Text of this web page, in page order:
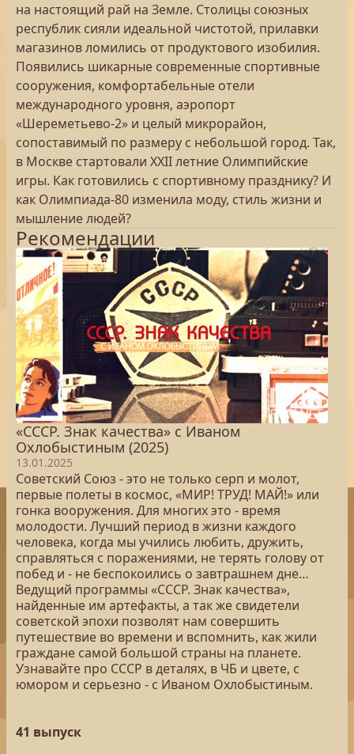
на настоящий рай на Земле. Столицы союзных
республик сияли идеальной чистотой, прилавки
магазинов ломились от продуктового изобилия.
Появились шикарные современные спортивные
сооружения, комфортабельные отели
международного уровня, аэропорт
«Шереметьево-2» и целый микрорайон,
сопоставимый по размеру с небольшой город. Так,
в Москве стартовали XXII летние Олимпийские
игры. Как готовились с спортивному празднику? И
как Олимпиада-80 изменила моду, стиль жизни и
мышление людей?
Рекомендации
«СССР. Знак качества» с Иваном
Охлобыстиным (2025)
13.01.2025
Советский Союз - это не только серп и молот,
первые полеты в космос, «МИР! ТРУД! МАЙ!» или
гонка вооружения. Для многих это - время
молодости. Лучший период в жизни каждого
человека, когда мы учились любить, дружить,
справляться с поражениями, не терять голову от
побед и - не беспокоились о завтрашнем дне…
Ведущий программы «СССР. Знак качества»,
найденные им артефакты, а так же свидетели
советской эпохи позволят нам совершить
путешествие во времени и вспомнить, как жили
граждане самой большой страны на планете.
Узнавайте про СССР в деталях, в ЧБ и цвете, с
юмором и серьезно - с Иваном Охлобыстиным.
41 выпуск